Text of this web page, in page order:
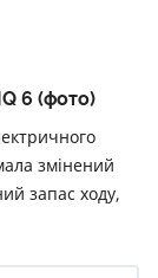
6 (фото)
змінений
запас ходу,